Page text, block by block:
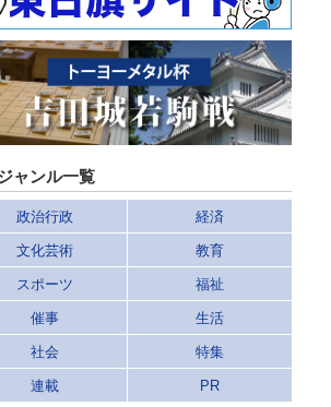
ャンル一覧
政治行政 経済
文化芸術 教育
スポーツ 福祉
催事 生活
社会 特集
連載 PR